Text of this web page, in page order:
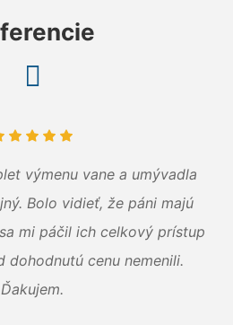
výmenu vane a umývadla
Bolo vidieť, že páni majú
mi páčil ich celkový prístup
dohodnutú cenu nemenili.
Ďakujem.